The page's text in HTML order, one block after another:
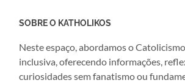
SOBRE O KATHOLIKOS
Neste espaço, abordamos o
inclusiva, oferecendo informações,
curiosidades sem fanatismo ou